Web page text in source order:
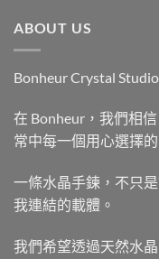
ABOUT US
Bonheur Crystal
在 Bonheur，我們相
常中每一個用心選擇的
一條水晶手鍊，不只
我連結的載體。
我們希望透過天然水